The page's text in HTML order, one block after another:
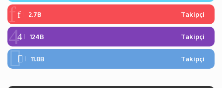
2.7B Takipçi
124B Takipçi
11.8B Takipçi